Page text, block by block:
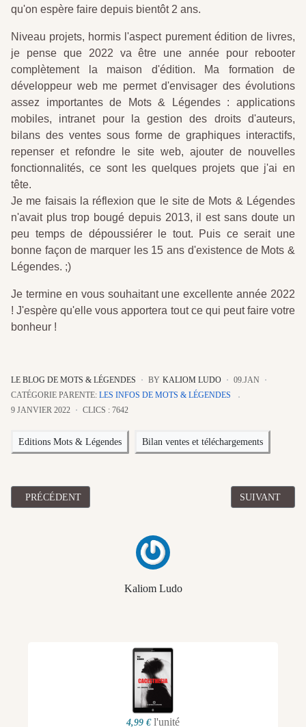
qu'on espère faire depuis bientôt 2 ans.
Niveau projets, hormis l'aspect purement édition de livres,
je pense que 2022 va être une année pour rebooter
complètement la maison d'édition. Ma formation de
développeur web me permet d'envisager des évolutions
assez importantes de Mots & Légendes : applications
mobiles, intranet pour la gestion des droits d'auteurs,
bilans des ventes sous forme de graphiques interactifs,
repenser et refondre le site web, ajouter de nouvelles
fonctionnalités, ce sont les quelques projets que j'ai en
tête.
Je me faisais la réflexion que le site de Mots & Légendes
n'avait plus trop bougé depuis 2013, il est sans doute un
peu temps de dépoussiérer le tout. Puis ce serait une
bonne façon de marquer les 15 ans d'existence de Mots &
Légendes. ;)
Je termine en vous souhaitant une excellente année 2022
! J'espère qu'elle vous apportera tout ce qui peut faire votre
bonheur !
LE BLOG DE MOTS & LÉGENDES BY KALIOM LUDO
09.JAN
CATÉGORIE PARENTE: LES INFOS DE MOTS & LÉGENDES
9 JANVIER 2022
CLICS : 7642
Kaliom Ludo
Editions Mots & Légendes Bilan ventes et téléchargements
ARTICLE PRÉCÉDENT : BILAN MARS 2022 DES VENTES ET
PRÉCÉDENT ARTICLE
SUIVANT
4,99 € l'unité